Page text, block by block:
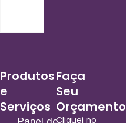
Produtos
e
Serviços
Faça
Seu
Orçamento
Cliquei no